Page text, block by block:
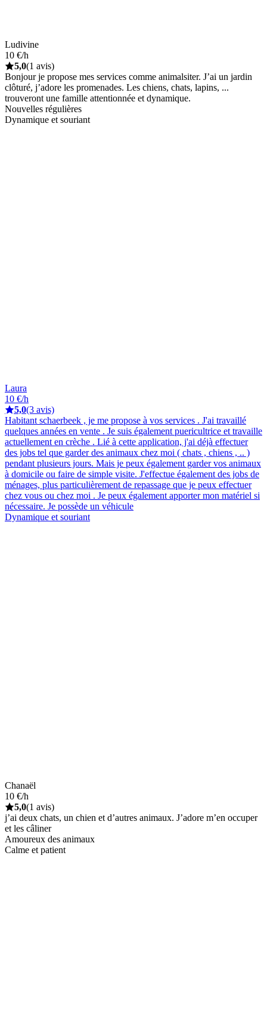
Ludivine
10 €/h
5,0(1 avis)
Bonjour je propose mes services comme animalsiter. J’ai un jardin
clôturé, j’adore les promenades. Les chiens, chats, lapins, ...
trouveront une famille attentionnée et dynamique.
Nouvelles régulières
Dynamique et souriant
Laura
10 €/h
5,0(3 avis)
Habitant schaerbeek , je me propose à vos services . J'ai travaillé
quelques années en vente . Je suis également puericultrice et travaille
actuellement en crèche . Lié à cette application, j'ai déjà effectuer
des jobs tel que garder des animaux chez moi ( chats , chiens , .. )
pendant plusieurs jours. Mais je peux également garder vos animaux
à domicile ou faire de simple visite. J'effectue également des jobs de
ménages, plus particulièrement de repassage que je peux effectuer
chez vous ou chez moi . Je peux également apporter mon matériel si
nécessaire. Je possède un véhicule
Dynamique et souriant
Chanaël
10 €/h
5,0(1 avis)
j’ai deux chats, un chien et d’autres animaux. J’adore m’en occuper
et les câliner
Amoureux des animaux
Calme et patient